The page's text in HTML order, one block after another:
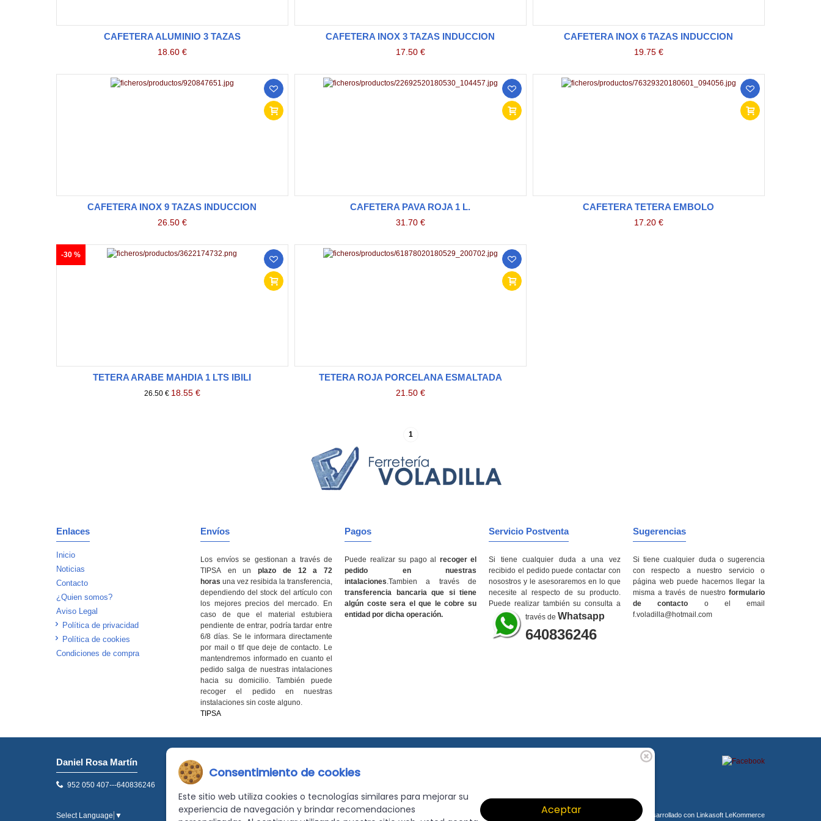
CAFETERA ALUMINIO 3 TAZAS
18.60 €
CAFETERA INOX 3 TAZAS INDUCCION
17.50 €
CAFETERA INOX 6 TAZAS INDUCCION
19.75 €
CAFETERA INOX 9 TAZAS INDUCCION
26.50 €
CAFETERA PAVA ROJA 1 L.
31.70 €
CAFETERA TETERA EMBOLO
17.20 €
TETERA ARABE MAHDIA 1 LTS IBILI
26.50 € 18.55 €
-30 %
TETERA ROJA PORCELANA ESMALTADA
21.50 €
1
Enlaces
Inicio
Noticias
Contacto
¿Quien somos?
Aviso Legal
Política de privacidad
Política de cookies
Condiciones de compra
Envíos
Los envíos se gestionan a través de
TIPSA en unplazo de 12 a 72
horas una vez resibida la transferencia,
dependiendo del stock del artículo con
los mejores precios del mercado. En
caso de que el material estubiera
pendiente de entrar, podría tardar entre
6/8 días. Se le informara directamente
por mail o tlf que deje de contacto. Le
mantendremos informado en cuanto el
pedido salga de nuestras intalaciones
hacia su domicilio. También puede
recoger el pedido en nuestras
instalaciones sin coste alguno.
TIPSA
Pagos
Puede realizar su pago al recoger el
pedido en nuestras
intalaciones.Tambien a través de
transferencia bancaria que si tiene
algún coste sera el que le cobre su
entidad por dicha operación.
Servicio Postventa
Si tiene cualquier duda a una vez
recibido el pedido puede contactar con
nosostros y le asesoraremos en lo que
necesite al respecto de su producto.
Puede realizar también su consulta a
través de Whatsapp
640836246
Sugerencias
Si tiene cualquier duda o sugerencia
con respecto a nuestro servicio o
página web puede hacernos llegar la
misma a través de nuestro formulario
de contacto o el email
f.voladilla@hotmail.com
Daniel Rosa Martín
952 050 407---640836246 f.voladilla@hotmail.com
Select Language ▼ Comercio desarrollado con Linkasoft LeKommerce
Consentimiento de cookies
Este sitio web utiliza cookies o tecnologías similares para mejorar su
experiencia de navegación y brindar recomendaciones
Aceptar